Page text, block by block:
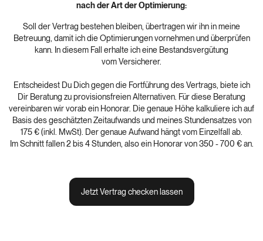
nach der Art der Optimierung:
Soll der Vertrag bestehen bleiben, übertragen wir ihn in meine
Betreuung, damit ich die Optimierungen vornehmen und überprüfen
kann. In diesem Fall erhalte ich eine Bestandsvergütung
vom Versicherer.
Entscheidest Du Dich gegen die Fortführung des Vertrags, biete ich
Dir Beratung zu provisionsfreien Alternativen. Für diese Beratung
vereinbaren wir vorab ein Honorar. Die genaue Höhe kalkuliere ich auf
Basis des geschätzten Zeitaufwands und meines Stundensatzes von
175 € (inkl. MwSt). Der genaue Aufwand hängt vom Einzelfall ab.
Im Schnitt fallen 2 bis 4 Stunden, also ein Honorar von 350 - 700 € an.
Jetzt Vertrag checken lassen